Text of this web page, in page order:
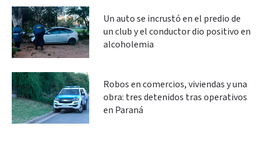
Un auto se incrustó en el predio de
un club y el conductor dio positivo en
alcoholemia
Robos en comercios, viviendas y una
obra: tres detenidos tras operativos
en Paraná